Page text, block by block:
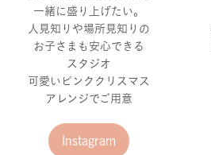
一緒に盛り上げたい。
人見知りや場所見知りの
お子さまも安心できる
スタジオ
可愛いピンククリスマス
アレンジでご用意
Instagram